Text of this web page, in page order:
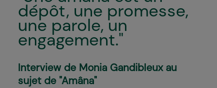
dépôt, une promesse,
une parole, un
engagement."
Interview de Monia Gandibleux au
sujet de "Amâna"